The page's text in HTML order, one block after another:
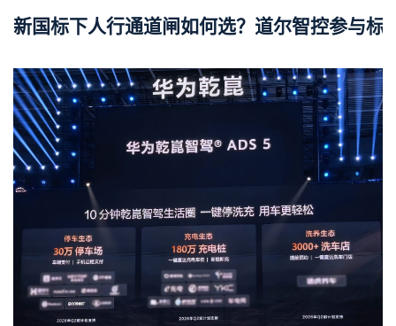
新国标下人行通道闸如何选？道尔智控参与标